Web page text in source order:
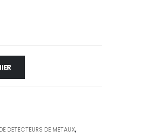
DETECTEURS DE METAUX,